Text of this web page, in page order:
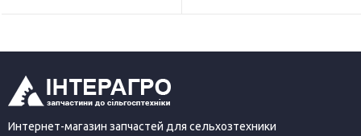
Интернет-магазин запчастей для сельхозтехники